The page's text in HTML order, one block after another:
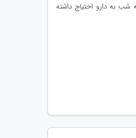
شب به دارو احتیاج داشته